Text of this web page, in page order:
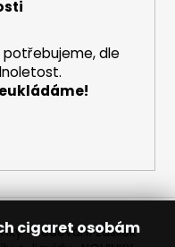
cigaret osobám
potřebujeme, dle
Sledování zásilek